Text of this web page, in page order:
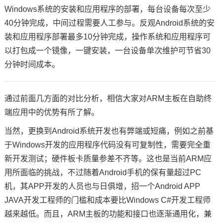
Windows系统的安装和应用程序的部署，每台设备每次至少
40分钟完成，中间过程需要人工参与。反观Android系统的安
装和应用程序部署最多10分钟完成，操作系统和应用程序可
以打包成一个镜像，一键安装，一台设备单次维护可节省30
分钟时间成本。
通过前面几方面的对比分析，相信大家对ARM主板在自助终
端应用中的优势有所了解。
当然，更换到Android系统开发也有弊端或短痛，例如之前基
于Windows开发的应用程序代码没有可复制性，需要完全重
新开发测试；硬件板卡质量参差不齐等。这也是当前ARM应
用所面临的挑战，不过随着Android手机的保有量超过PC
机，其APP开发的人员也与日俱增，招一个Android APP
JAVA开发工程师的门槛和成本要比Windows C#开发工程师
越来越低。而且，ARM主板的功能和接口也逐渐通用化，兼